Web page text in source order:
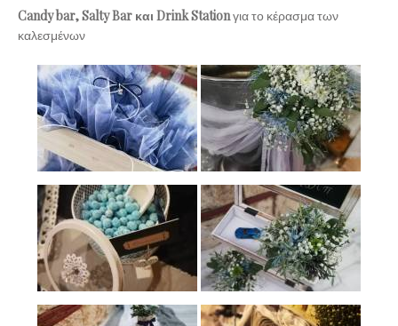
Candy bar, Salty Bar και Drink Stationγια το κέρασμα των
καλεσμένων